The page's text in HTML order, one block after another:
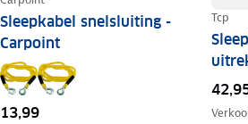
Sleepkabel snelsluiting -
Carpoint
13,99
Tcp